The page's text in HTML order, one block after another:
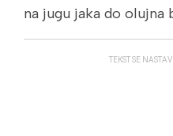
na jugu jaka do olujna
TEKST SE